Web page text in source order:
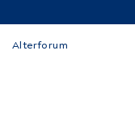
Alterforum